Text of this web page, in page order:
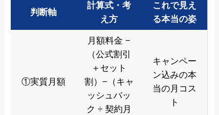
判断軸
計算式・考
え方
これで見え
る本当の姿
①実質月額
月額料金 −
（公式割引
＋セット
割）−（キャ
ッシュバッ
ク ÷ 契約月
キャンペー
ン込みの本
当の月コス
ト